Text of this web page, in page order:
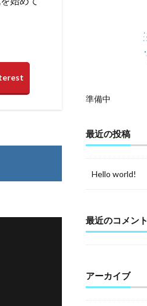
準備中
最近の投稿
Hello world!
最近のコメント
アーカイブ